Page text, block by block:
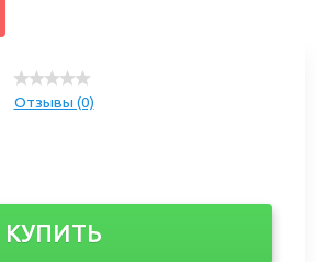
Отзывы (0)
КУПИТЬ